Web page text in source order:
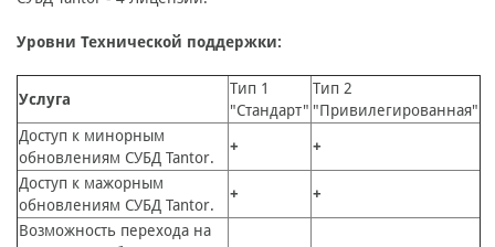
Уровни Технической поддержки:
Услуга
Тип 1
"Стандарт"
Тип 2
"Привилегированная"
Доступ к минорным
обновлениям СУБД Tantor.
+ +
Доступ к мажорным
обновлениям СУБД Tantor.
+ +
Возможность перехода на